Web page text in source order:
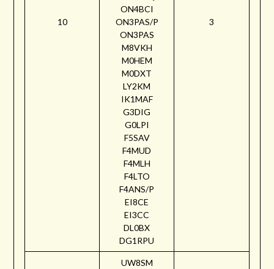
10
ON4BCI
ON3PAS/P
ON3PAS
M8VKH
M0HEM
M0DXT
LY2KM
IK1MAF
G3DIG
G0LPI
F5SAV
F4MUD
F4MLH
F4LTO
F4ANS/P
EI8CE
EI3CC
DL0BX
DG1RPU
3
UW8SM